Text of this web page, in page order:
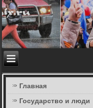
Главная
Государство и люди